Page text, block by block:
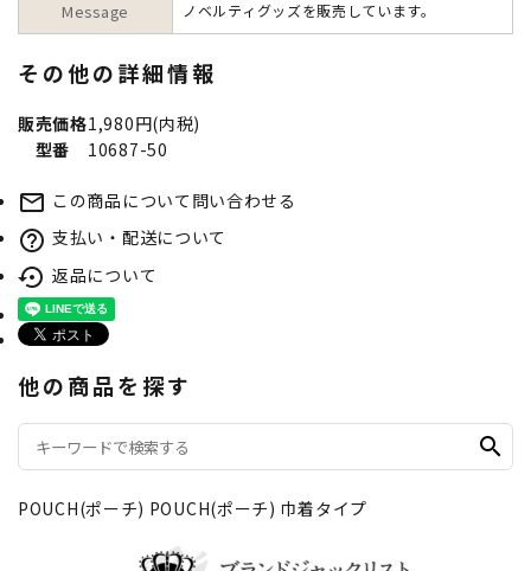
Message ノベルティグッズを販売しています。
その他の詳細情報
販売価格1,980円(内税)
型番
10687-50
mail_outline この商品について問い合わせる
help_outline 支払い・配送について
settings_backup_restore 返品について
他の商品を探す
search
POUCH(ポーチ) POUCH(ポーチ) 巾着タイプ